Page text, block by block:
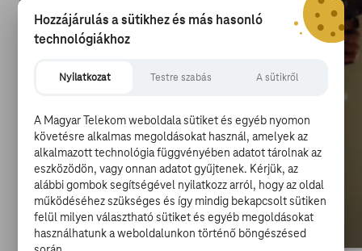
ház az ünnepségre készül, az események azonban nem
várt, tragikus fordulatot vesznek. A sorozat 20 éves
története alatt soha nem látott izgalmak várják a
nézőket október 26-án, pénteken 20:20-tól az RTL
Klubon!
Hozzájárulás a sütikhez és más hasonló
technológiákhoz
Nyilatkozat Testre szabás A sütikről
A Magyar Telekom weboldala sütiket és egyéb nyomon
követésre alkalmas megoldásokat használ, amelyek az
alkalmazott technológia függvényében adatot tárolnak az
eszközödön, vagy onnan adatot gyűjtenek. Kérjük, az
alábbi gombok segítségével nyilatkozz arról, hogy az oldal
működéséhez szükséges és így mindig bekapcsolt sütiken
felül milyen választható sütiket és egyéb megoldásokat
használhatunk a weboldalunkon történő böngészésed